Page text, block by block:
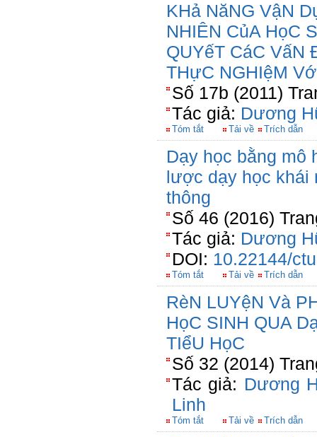
KHả NăNG VậN
NHIÊN CủA HọC
QUYếT CáC VấN
THựC NGHIệM
Số 17b (2011)
Tác giả: Dương
Tóm tắt Tải về Trích dẫn
Dạy học bằng mô
lược dạy học khái
thông
Số 46 (2016)
Tác giả: Dương
DOI: 10.22144/
Tóm tắt Tải về Trích dẫn
RèN LUYệN Và
HọC SINH QUA
TIểU HọC
Số 32 (2014)
Tác giả: Dương
Linh
Tóm tắt Tải về Trích dẫn